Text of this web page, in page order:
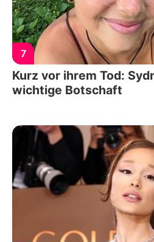
7
Kurz vor ihrem Tod:
wichtige Botschaft